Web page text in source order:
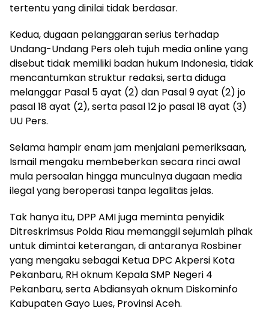
tertentu yang dinilai tidak berdasar.
Kedua, dugaan pelanggaran serius terhadap
Undang-Undang Pers oleh tujuh media online yang
disebut tidak memiliki badan hukum Indonesia, tidak
mencantumkan struktur redaksi, serta diduga
melanggar Pasal 5 ayat (2) dan Pasal 9 ayat (2) jo
pasal 18 ayat (2), serta pasal 12 jo pasal 18 ayat (3)
UU Pers.
Selama hampir enam jam menjalani pemeriksaan,
Ismail mengaku membeberkan secara rinci awal
mula persoalan hingga munculnya dugaan media
ilegal yang beroperasi tanpa legalitas jelas.
Tak hanya itu, DPP AMI juga meminta penyidik
Ditreskrimsus Polda Riau memanggil sejumlah pihak
untuk dimintai keterangan, di antaranya Rosbiner
yang mengaku sebagai Ketua DPC Akpersi Kota
Pekanbaru, RH oknum Kepala SMP Negeri 4
Pekanbaru, serta Abdiansyah oknum Diskominfo
Kabupaten Gayo Lues, Provinsi Aceh.